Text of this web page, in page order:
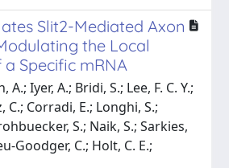
Slit2-Mediated Axon
the Local
Specific mRNA
A.; Iyer, A.; Bridi, S.; Lee, F. C. Y.;
C.; Corradi, E.; Longhi, S.;
S.; Naik, S.; Sarkies,
Goodger, C.; Holt, C. E.;